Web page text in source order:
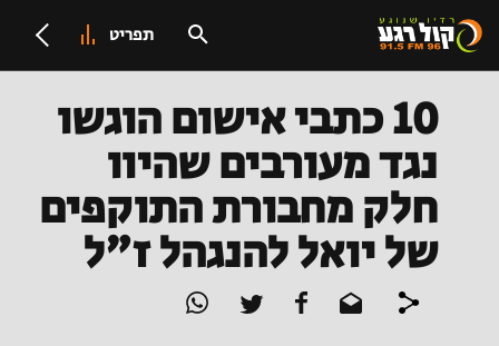
תפריט
10 כתבי אישום הוגשו
נגד מעורבים שהיוו
חלק מחבורת התוקפים
של יואל להנגהל ז"ל